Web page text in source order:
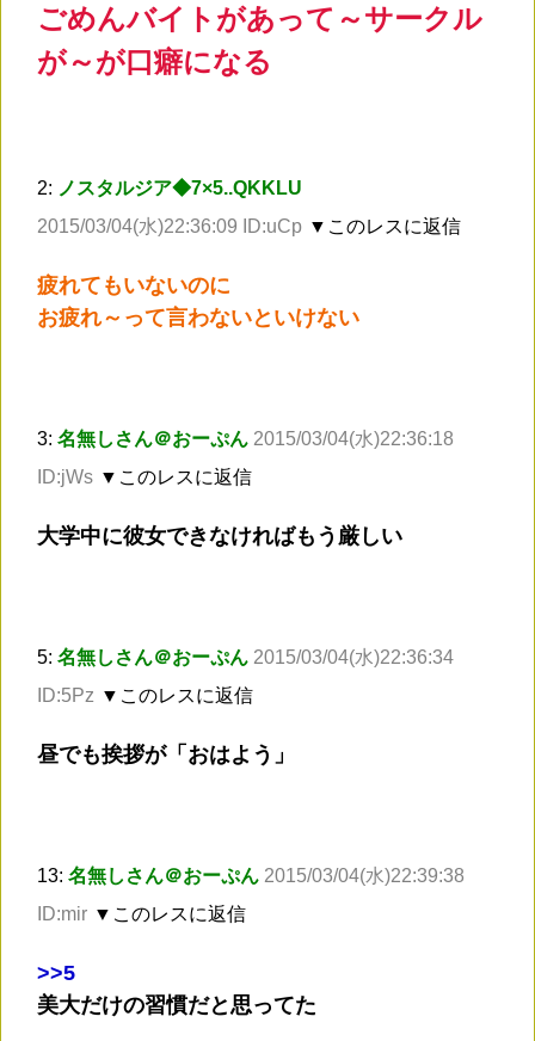
ごめんバイトがあって～サークル
が～が口癖になる
2: ノスタルジア◆7×5..QKKLU
2015/03/04(水)22:36:09 ID:uCp ▼このレスに返信
疲れてもいないのに
お疲れ～って言わないといけない
3: 名無しさん＠おーぷん 2015/03/04(水)22:36:18
ID:jWs ▼このレスに返信
大学中に彼女できなければもう厳しい
5: 名無しさん＠おーぷん 2015/03/04(水)22:36:34
ID:5Pz ▼このレスに返信
昼でも挨拶が「おはよう」
13: 名無しさん＠おーぷん 2015/03/04(水)22:39:38
ID:mir ▼このレスに返信
>>5
美大だけの習慣だと思ってた